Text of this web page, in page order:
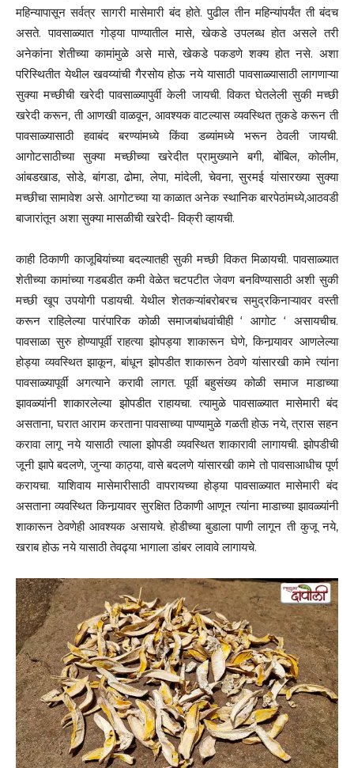
महिन्यापासून सर्वत्र सागरी मासेमारी बंद होते. पुढील तीन महिन्यांपर्यंत ती बंदच
असते. पावसाळ्यात गोड्या पाण्यातील मासे, खेकडे उपलब्ध होत असले तरी
अनेकांना शेतीच्या कामांमुळे असे मासे, खेकडे पकडणे शक्य होत नसे. अशा
परिस्थितीत येथील खवय्यांची गैरसोय होऊ नये यासाठी पावसाळ्यासाठी लागणाऱ्या
सुक्या मच्छीची खरेदी पावसाळ्यापुर्वी केली जायची. विकत घेतलेली सुकी मच्छी
खरेदी करून, ती आणखी वाळवून, आवश्यक वाटल्यास व्यवस्थित तुकडे करून ती
पावसाळ्यासाठी हवाबंद बरण्यांमध्ये किंवा डब्यांमध्ये भरून ठेवली जायची.
आगोटसाठीच्या सुक्या मच्छीच्या खरेदीत प्रामुख्याने बगी, बोंबिल, कोलीम,
आंबडखाड, सोडे, बांगडा, ढोमा, लेपा, मांदेली, चेवना, सुरमई यांसारख्या सुक्या
मच्छीचा सामावेश असे. आगोटच्या या काळात अनेक स्थानिक बारपेठांमध्ये,आठवडी
बाजारांतून अशा सुक्या मासळीची खरेदी- विक्री व्हायची.
काही ठिकाणी काजूबियांच्या बदल्यातही सुकी मच्छी विकत मिळायची. पावसाळ्यात
शेतीच्या कामांच्या गडबडीत कमी वेळेत चटपटीत जेवण बनविण्यासाठी अशी सुकी
मच्छी खूप उपयोगी पडायची. येथील शेतकऱ्यांबरोबरच समुद्रकिनाऱ्यावर वस्ती
करून राहिलेल्या पारंपारिक कोळी समाजबांधवांचीही ‘ आगोट ‘ असायचीच.
पावसाळा सुरु होण्यापूर्वी राहत्या झोपड्या शाकारून घेणे, किनार्‍यावर आणलेल्या
होड्या व्यवस्थित झाकून, बांधून झोपडीत शाकारून ठेवणे यांसारखी कामे त्यांना
पावसाळ्यापूर्वी अगत्याने करावी लागत. पूर्वी बहुसंख्य कोळी समाज माडाच्या
झावळ्यांनी शाकारलेल्या झोपडीत राहायचा. त्यामुळे पावसाळ्यात मासेमारी बंद
असताना, घरात आराम करताना पावसाच्या पाण्यामुळे गळती होऊ नये, त्रास सहन
करावा लागू नये यासाठी त्याला झोपडी व्यवस्थित शाकारावी लागायची. झोपडीची
जूनी झापे बदलणे, जुन्या काठ्या, वासे बदलणे यांसारखी कामे तो पावसाआधीच पूर्ण
करायचा. याशिवाय मासेमारीसाठी वापरायच्या होड्या पावसाळ्यात मासेमारी बंद
असताना व्यवस्थित किनार्‍यावर सुरक्षित ठिकाणी आणून त्यांना माडाच्या झावळ्यांनी
शाकारून ठेवणेही आवश्यक असायचे. होडीच्या बुडाला पाणी लागून ती कुजू नये,
खराब होऊ नये यासाठी तेवढ्या भागाला डांबर लावावे लागायचे.